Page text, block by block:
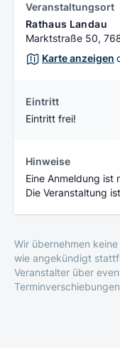
Veranstaltungsort
Rathaus Landau
Marktstraße 50,
Karte anzeigen
Eintritt
Eintritt frei!
Hinweise
Eine Anmeldung ist
Die Veranstaltung
Wir übernehmen
wie angekündigt
Veranstalter über